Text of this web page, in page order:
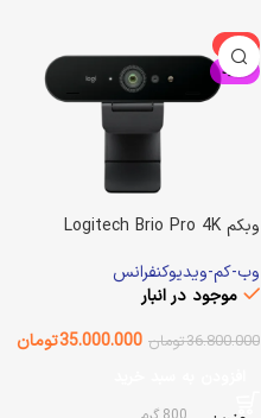
-5%
جدید
وبکم Logitech Brio Pro 4K
وب-کم-ویدیوکنفرانس
موجود در انبار
36.800.000تومان 35.000.000تومان